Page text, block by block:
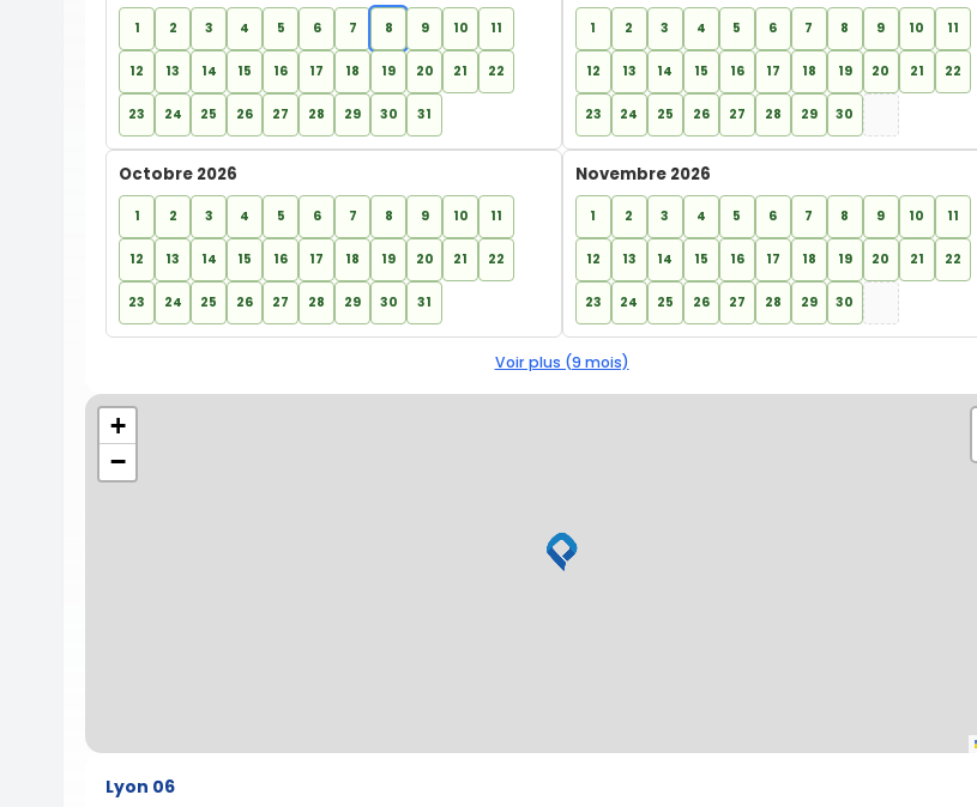
1 2 3 4 5 6 7 8 9 10 11
12 13 14 15 16 17 18 19 20 21 22
23 24 25 26 27 28 29 30 31
1 2 3 4 5 6 7 8 9 10 11
12 13 14 15 16 17 18 19 20 21 22
23 24 25 26 27 28 29 30
Octobre 2026
1 2 3 4 5 6 7 8 9 10 11
12 13 14 15 16 17 18 19 20 21 22
23 24 25 26 27 28 29 30 31
Novembre 2026
1 2 3 4 5 6 7 8 9 10 11
12 13 14 15 16 17 18 19 20 21 22
23 24 25 26 27 28 29 30
Voir plus (9 mois)
+
−
Lyon 06